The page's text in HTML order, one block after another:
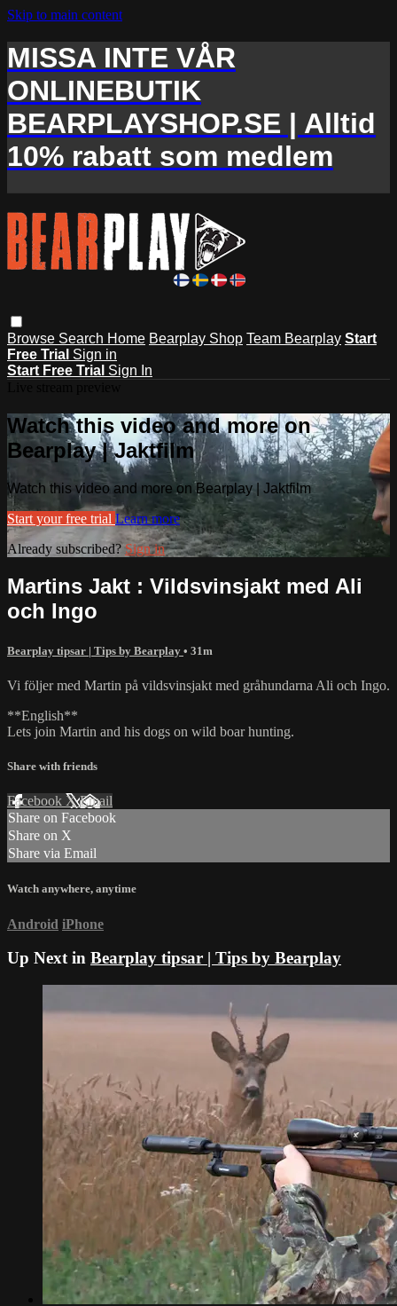
Skip to main content
MISSA INTE VÅR
ONLINEBUTIK
BEARPLAYSHOP.SE | Alltid
10% rabatt som medlem
Browse Search Home Bearplay Shop Team Bearplay Start
Free Trial Sign in
Start Free Trial Sign In
Watch this video and more on
Bearplay | Jaktfilm
Watch this video and more on Bearplay | Jaktfilm
Start your free trial Learn more
Already subscribed?Sign in
Martins Jakt : Vildsvinsjakt med Ali
och Ingo
Bearplay tipsar | Tips by Bearplay • 31m
Vi följer med Martin på vildsvinsjakt med gråhundarna Ali och Ingo.
**English**
Lets join Martin and his dogs on wild boar hunting.
Share with friends
Facebook XEmail
Share on Facebook
Share on X
Share via Email
Watch anywhere, anytime
Android iPhone
Up Next in Bearplay tipsar | Tips by Bearplay